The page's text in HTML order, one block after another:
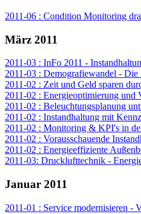
2011-06 : Condition Monitoring
März 2011
2011-03 : InFo 2011 -
2011-03 : Demografiewandel -
2011-02 : Zeit und Geld sparen
2011-02 : Energieoptimierung und
2011-02 : Beleuchtungsplanung
2011-02 : Instandhaltung mit
2011-02 : Monitoring & KPI's in
2011-02 : Vorausschauende
2011-02 : Energieeffiziente
2011-03: Drucklufttechnik -
Januar 2011
2011-01 : Service modernisieren -